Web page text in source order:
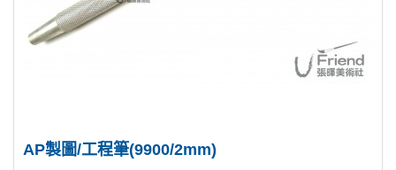
AP製圖/工程筆(9900/2mm)